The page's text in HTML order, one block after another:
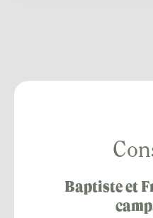
Baptiste et